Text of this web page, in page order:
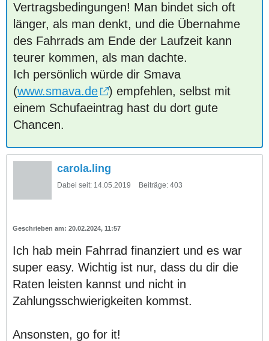
Vertragsbedingungen! Man bindet sich oft
länger, als man denkt, und die Übernahme
des Fahrrads am Ende der Laufzeit kann
teurer kommen, als man dachte.
Ich persönlich würde dir Smava
(www.smava.de
) empfehlen, selbst mit
einem Schufaeintrag hast du dort gute
Chancen.
carola.ling
Dabei seit: 14.05.2019 Beiträge: 403
20.02.2024, 11:57
Ich hab mein Fahrrad finanziert und es war
super easy. Wichtig ist nur, dass du dir die
Raten leisten kannst und nicht in
Zahlungsschwierigkeiten kommst.
Ansonsten, go for it!